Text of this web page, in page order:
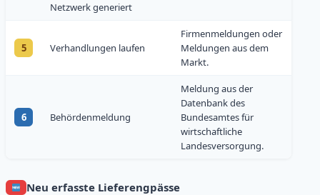
Netzwerk generiert
5 Verhandlungen laufen
Firmenmeldungen oder
Meldungen aus dem
Markt.
6 Behördenmeldung
Meldung aus der
Datenbank des
Bundesamtes für
wirtschaftliche
Landesversorgung.
Neu erfasste Lieferengpässe